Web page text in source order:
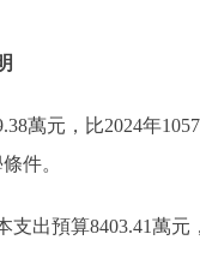
萬元，比2024年
件。
預算8403.41萬元，